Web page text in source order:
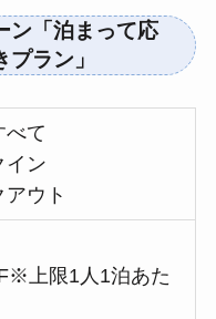
ン「泊まって応
ラン」
べて
イン
ウト
上限1人1泊あた